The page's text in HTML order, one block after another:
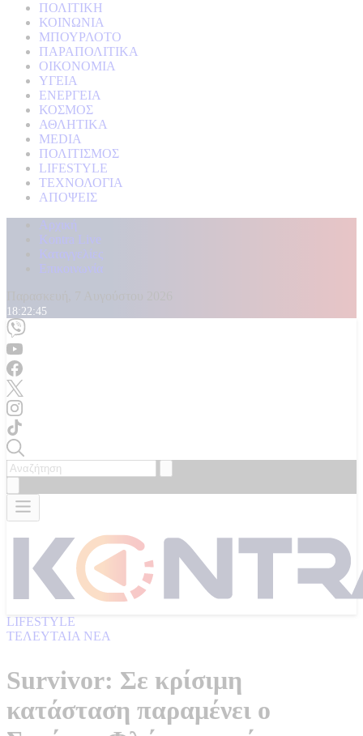
ΠΟΛΙΤΙΚΗ
ΚΟΙΝΩΝΙΑ
ΜΠΟΥΡΛΟΤΟ
ΠΑΡΑΠΟΛΙΤΙΚΑ
ΟΙΚΟΝΟΜΙΑ
ΥΓΕΙΑ
ΕΝΕΡΓΕΙΑ
ΚΟΣΜΟΣ
ΑΘΛΗΤΙΚΑ
MEDIA
ΠΟΛΙΤΙΣΜΟΣ
LIFESTYLE
ΤΕΧΝΟΛΟΓΙΑ
ΑΠΟΨΕΙΣ
Αρχική
Kontra Live
Καταγγελίες
Επικοινωνία
18:22:47
LIFESTYLE
ΤΕΛΕΥΤΑΙΑ ΝΕΑ
Survivor: Σε κρίσιμη
κατάσταση παραμένει ο